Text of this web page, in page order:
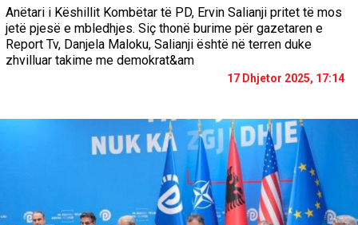
Anëtari i Këshillit Kombëtar të PD, Ervin Salianji pritet të mos
jetë pjesë e mbledhjes. Siç thonë burime për gazetaren e
Report Tv, Danjela Maloku, Salianji është në terren duke
zhvilluar takime me demokrat&am
17 Dhjetor 2025, 17:14